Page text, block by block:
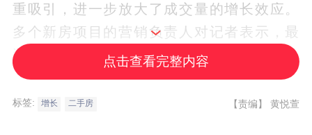
重吸引，进一步放大了成交量的增长效应。
多个新房项目的营销负责人对记者表示，最
近一个月看房人数和认购数量均明显增长。
不过，市场人士普遍希望，深圳能够出台更
多的增量政策，持续给市场带来提振作用。
点击查看完整内容
标签: 增长 二手房 【责编】 黄悦萱